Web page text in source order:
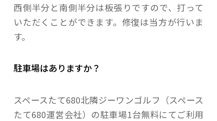
西側半分と南側半分は板張りですので、打って
いただくことができます。修復は当方が行いま
す。
駐車場はありますか？
スペースたて680北隣ジーワンゴルフ（スペース
たて680運営会社）の駐車場1台無料にてご利用